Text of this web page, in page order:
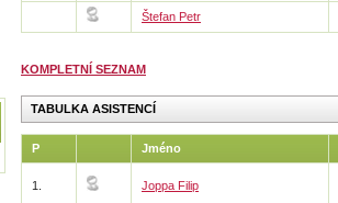
Štefan Petr
KOMPLETNÍ SEZNAM
TABULKA ASISTENCÍ
P Jméno
1. Joppa Filip